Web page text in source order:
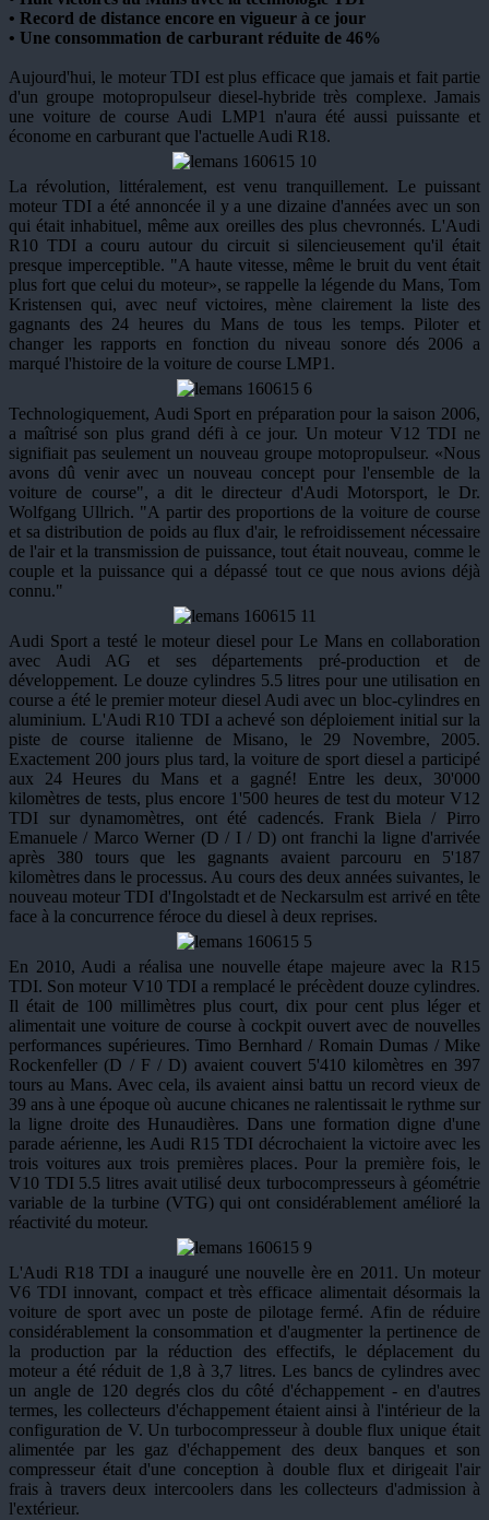
• Record de distance encore en vigueur à ce jour
• Une consommation de carburant réduite de 46%
Aujourd'hui, le moteur TDI est plus efficace que jamais et fait partie
d'un groupe motopropulseur diesel-hybride très complexe. Jamais
une voiture de course Audi LMP1 n'aura été aussi puissante et
économe en carburant que l'actuelle Audi R18.
La révolution, littéralement, est venu tranquillement. Le puissant
moteur TDI a été annoncée il y a une dizaine d'années avec un son
qui était inhabituel, même aux oreilles des plus chevronnés. L'Audi
R10 TDI a couru autour du circuit si silencieusement qu'il était
presque imperceptible. "A haute vitesse, même le bruit du vent était
plus fort que celui du moteur», se rappelle la légende du Mans, Tom
Kristensen qui, avec neuf victoires, mène clairement la liste des
gagnants des 24 heures du Mans de tous les temps. Piloter et
changer les rapports en fonction du niveau sonore dés 2006 a
marqué l'histoire de la voiture de course LMP1.
Technologiquement, Audi Sport en préparation pour la saison 2006,
a maîtrisé son plus grand défi à ce jour. Un moteur V12 TDI ne
signifiait pas seulement un nouveau groupe motopropulseur. «Nous
avons dû venir avec un nouveau concept pour l'ensemble de la
voiture de course", a dit le directeur d'Audi Motorsport, le Dr.
Wolfgang Ullrich. "A partir des proportions de la voiture de course
et sa distribution de poids au flux d'air, le refroidissement nécessaire
de l'air et la transmission de puissance, tout était nouveau, comme le
couple et la puissance qui a dépassé tout ce que nous avions déjà
connu."
Audi Sport a testé le moteur diesel pour Le Mans en collaboration
avec Audi AG et ses départements pré-production et de
développement. Le douze cylindres 5.5 litres pour une utilisation en
course a été le premier moteur diesel Audi avec un bloc-cylindres en
aluminium. L'Audi R10 TDI a achevé son déploiement initial sur la
piste de course italienne de Misano, le 29 Novembre, 2005.
Exactement 200 jours plus tard, la voiture de sport diesel a participé
aux 24 Heures du Mans et a gagné! Entre les deux, 30'000
kilomètres de tests, plus encore 1'500 heures de test du moteur V12
TDI sur dynamomètres, ont été cadencés. Frank Biela / Pirro
Emanuele / Marco Werner (D / I / D) ont franchi la ligne d'arrivée
après 380 tours que les gagnants avaient parcouru en 5'187
kilomètres dans le processus. Au cours des deux années suivantes, le
nouveau moteur TDI d'Ingolstadt et de Neckarsulm est arrivé en tête
face à la concurrence féroce du diesel à deux reprises.
En 2010, Audi a réalisa une nouvelle étape majeure avec la R15
TDI. Son moteur V10 TDI a remplacé le précèdent douze cylindres.
Il était de 100 millimètres plus court, dix pour cent plus léger et
alimentait une voiture de course à cockpit ouvert avec de nouvelles
performances supérieures. Timo Bernhard / Romain Dumas / Mike
Rockenfeller (D / F / D) avaient couvert 5'410 kilomètres en 397
tours au Mans. Avec cela, ils avaient ainsi battu un record vieux de
39 ans à une époque où aucune chicanes ne ralentissait le rythme sur
la ligne droite des Hunaudières. Dans une formation digne d'une
parade aérienne, les Audi R15 TDI décrochaient la victoire avec les
trois voitures aux trois premières places. Pour la première fois, le
V10 TDI 5.5 litres avait utilisé deux turbocompresseurs à géométrie
variable de la turbine (VTG) qui ont considérablement amélioré la
réactivité du moteur.
L'Audi R18 TDI a inauguré une nouvelle ère en 2011. Un moteur
V6 TDI innovant, compact et très efficace alimentait désormais la
voiture de sport avec un poste de pilotage fermé. Afin de réduire
considérablement la consommation et d'augmenter la pertinence de
la production par la réduction des effectifs, le déplacement du
moteur a été réduit de 1,8 à 3,7 litres. Les bancs de cylindres avec
un angle de 120 degrés clos du côté d'échappement - en d'autres
termes, les collecteurs d'échappement étaient ainsi à l'intérieur de la
configuration de V. Un turbocompresseur à double flux unique était
alimentée par les gaz d'échappement des deux banques et son
compresseur était d'une conception à double flux et dirigeait l'air
frais à travers deux intercoolers dans les collecteurs d'admission à
l'extérieur.